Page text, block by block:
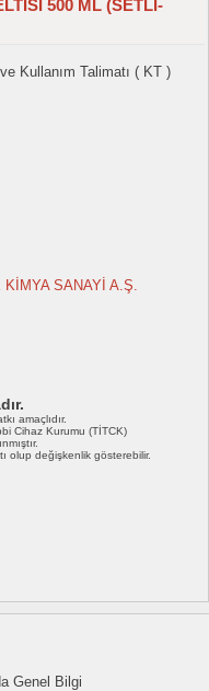
500 ML (SETLI-
Kullanım Talimatı ( KT )
SANAYİ A.Ş.
amaçlıdır.
Cihaz Kurumu (TİTCK)
olup değişkenlik gösterebilir.
Genel Bilgi